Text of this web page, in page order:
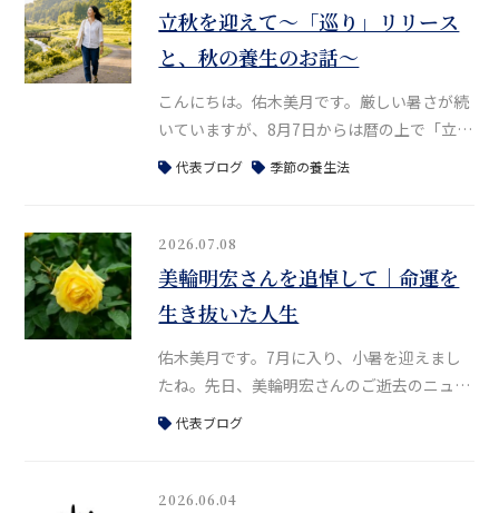
立秋を迎えて〜「巡り」リリース
と、秋の養生のお話〜
こんにちは。佑木美月です。厳しい暑さが続
いていますが、8月7日からは暦の上で「立
秋」を迎えました。8/7〜8/11頃は、七十二
ます。秋は静かに、ゆっくりと近づいてきて
います。体質改善ウェルネスアプリ
「Meguri（巡り）」をリリースしました8/4
に、3月後半から作っていた中医学・薬膳の
体質改善ウェルネスアプリ「Megur
代表ブログ 季節の養生法
2026.07.08
美輪明宏さんを追悼して｜命運を
生き抜いた人生
佑木美月です。7月に入り、小暑を迎えまし
たね。先日、美輪明宏さんのご逝去のニュー
スがありました。かねてより体調が優れない
やはり寂しさがこみ上げます。私は美輪さん
代表ブログ
2026.06.04